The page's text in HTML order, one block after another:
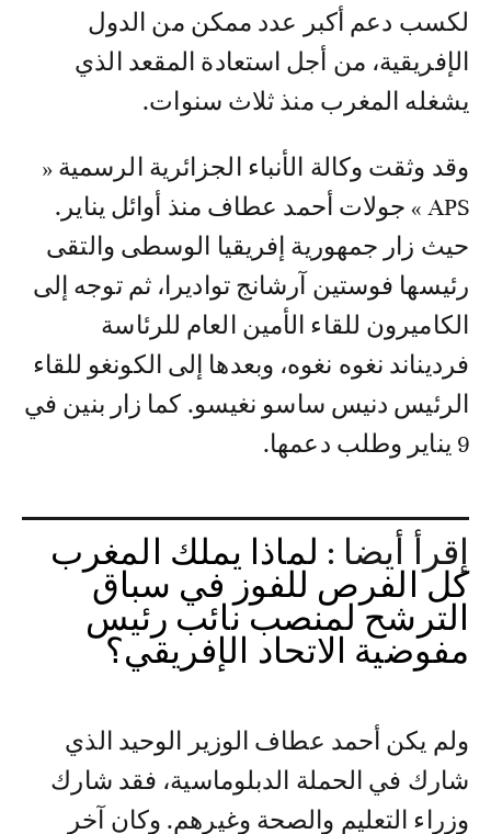
لكسب دعم أكبر عدد ممكن من الدول
الإفريقية، من أجل استعادة المقعد الذي
يشغله المغرب منذ ثلاث سنوات.
وقد وثقت وكالة الأنباء الجزائرية الرسمية «
APS » جولات أحمد عطاف منذ أوائل يناير.
حيث زار جمهورية إفريقيا الوسطى والتقى
رئيسها فوستين آرشانج تواديرا، ثم توجه إلى
الكاميرون للقاء الأمين العام للرئاسة
فرديناند نغوه نغوه، وبعدها إلى الكونغو للقاء
الرئيس دنيس ساسو نغيسو. كما زار بنين في
9 يناير وطلب دعمها.
إقرأ أيضا : لماذا يملك المغرب
كل الفرص للفوز في سباق
الترشح لمنصب نائب رئيس
مفوضية الاتحاد الإفريقي؟
ولم يكن أحمد عطاف الوزير الوحيد الذي
شارك في الحملة الدبلوماسية، فقد شارك
وزراء التعليم والصحة وغيرهم. وكان آخر